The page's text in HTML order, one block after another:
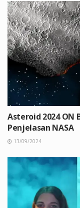
Asteroid 2024 ON
Penjelasan NASA
13/09/2024